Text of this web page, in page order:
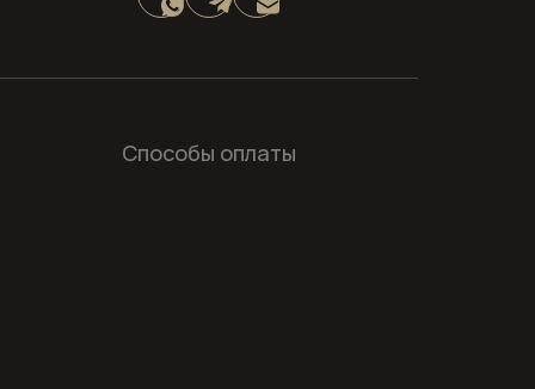
Способы оплаты